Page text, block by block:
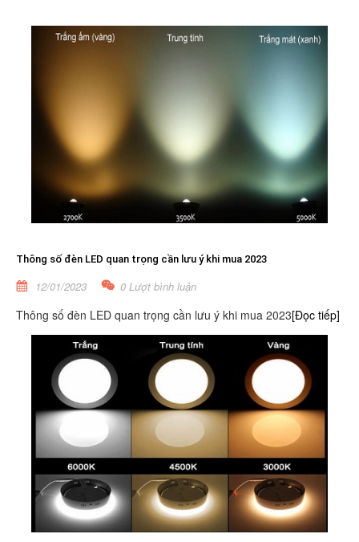
Thông số đèn LED quan trọng cần lưu ý khi mua 2023
12/01/2023 0 Lượt bình luận
Thông số đèn LED quan trọng cần lưu ý khi mua 2023[Đọc tiếp]